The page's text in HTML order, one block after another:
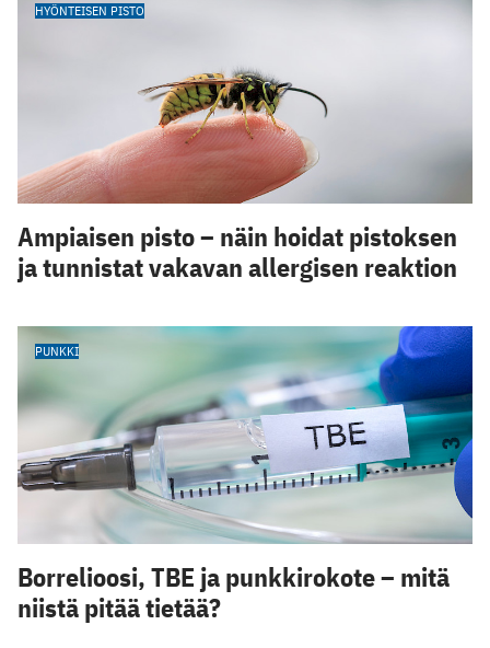
HYÖNTEISEN PISTO
Ampiaisen pisto – näin hoidat pistoksen
ja tunnistat vakavan allergisen reaktion
PUNKKI
Borrelioosi, TBE ja punkkirokote – mitä
niistä pitää tietää?